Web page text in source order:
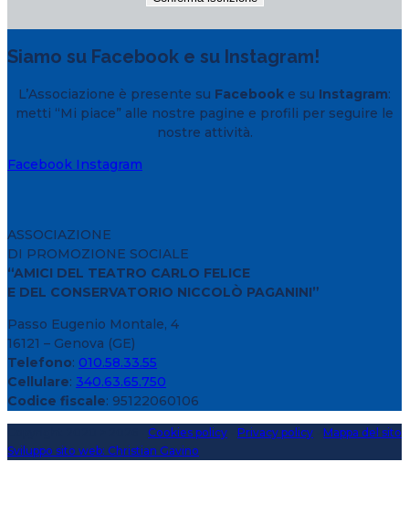
Siamo su Facebook e su Instagram!
L’Associazione è presente su Facebook e su Instagram:
metti “Mi piace” alle nostre pagine e profili per seguire le
nostre attività.
Facebook Instagram
ASSOCIAZIONE
DI PROMOZIONE SOCIALE
“AMICI DEL TEATRO CARLO FELICE
E DEL CONSERVATORIO NICCOLÒ PAGANINI”
Passo Eugenio Montale, 4
16121 – Genova (GE)
Telefono: 010.58.33.55
Cellulare: 340.63.65.750
Codice fiscale: 95122060106
Cookies policy Privacy policy
Mappa del sito
Sviluppo sito web: Christian Gavino